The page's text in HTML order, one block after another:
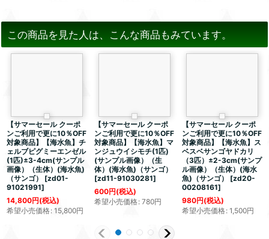
この商品を見た人は、こんな商品もみています。
【サマーセール クーポ
ンご利用で更に10％OFF
対象商品】【海水魚】チ
ェルブピグミーエンゼル
(1匹)±3-4cm(サンプル
画像）（生体）(海水魚)
（サンゴ）
[zd01-
91021991]
14,800円(税込)
希望小売価格: 15,800円
【サマーセール クーポ
ンご利用で更に10％OFF
対象商品】【海水魚】マ
ンジュウイシモチ(1匹)
(サンプル画像）（生
体）(海水魚)（サンゴ）
[zd11-91030281]
600円(税込)
希望小売価格: 780円
【サマーセール クーポ
ンご利用で更に10％OFF
対象商品】【海水魚】ス
ベスベサンゴヤドカリ
（3匹）±2-3cm(サンプ
ル画像）（生体）(海水
魚)（サンゴ）
[zd20-
00208161]
980円(税込)
希望小売価格: 1,500円